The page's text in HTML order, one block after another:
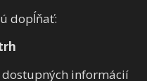
dopĺňať:
informácií